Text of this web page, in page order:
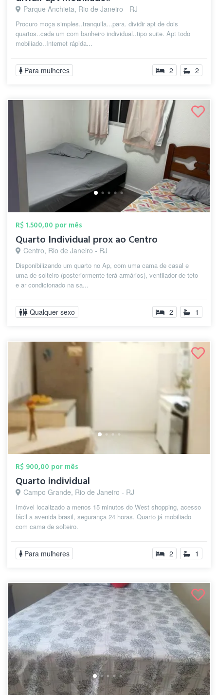
Parque Anchieta, Rio de Janeiro - RJ
Procuro moça simples..tranquila...para. dividir apt de dois
quartos..cada um com banheiro individual..tipo suite. Apt todo
mobiliado..Internet rápida...
Para mulheres 2 2
R$ 1.500,00 por mês
Quarto Individual prox ao Centro
Centro, Rio de Janeiro - RJ
Disponibilizando um quarto no Ap, com uma cama de casal e
uma de solteiro (posteriormente terá armários), ventilador de teto
e ar condicionado na sa...
Qualquer sexo 2 1
R$ 900,00 por mês
Quarto individual
Campo Grande, Rio de Janeiro - RJ
Imóvel localizado a menos 15 minutos do West shopping, acesso
fácil a avenida brasil, segurança 24 horas. Quarto já mobiliado
com cama de solteiro.
Para mulheres 2 1